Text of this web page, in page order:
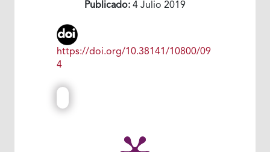
Publicado: 4 Julio 2019
https://doi.org/10.38141/10800/09
4